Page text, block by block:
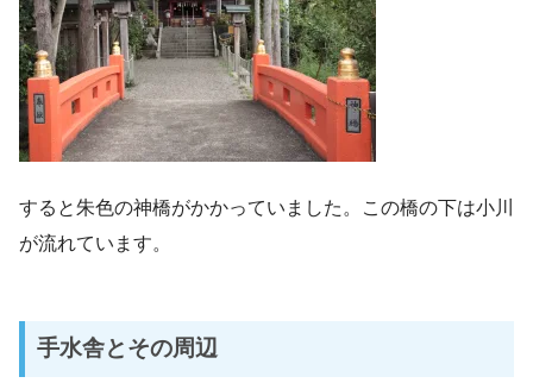
すると朱色の神橋がかかっていました。この橋の下は小川
が流れています。
手水舎とその周辺